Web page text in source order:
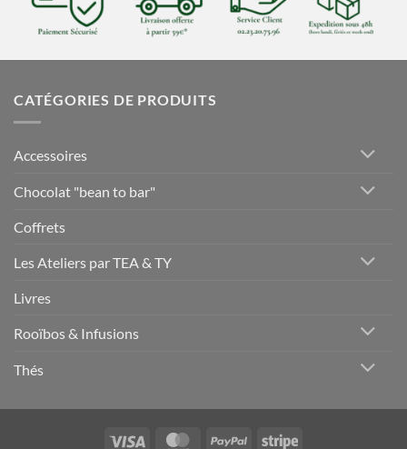
CATÉGORIES DE PRODUITS
Accessoires
Chocolat "bean to bar"
Coffrets
Les Ateliers par TEA & TY
Livres
Rooïbos & Infusions
Thés
Visa MasterCardPayPal Stripe